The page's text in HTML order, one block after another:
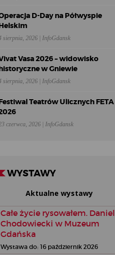
D-Day na Półwyspie
sierpnia, 2026 | InfoGdansk
Vasa 2026 – widowisko
w Gniewie
sierpnia, 2026 | InfoGdansk
Teatrów Ulicznych FETA
czerwca, 2026 | InfoGdansk
WYSTAWY
Aktualne wystawy
Całe życie rysowałem. Daniel
Chodowiecki w Muzeum
Gdańska
Wystawa do: 16 październik 2026